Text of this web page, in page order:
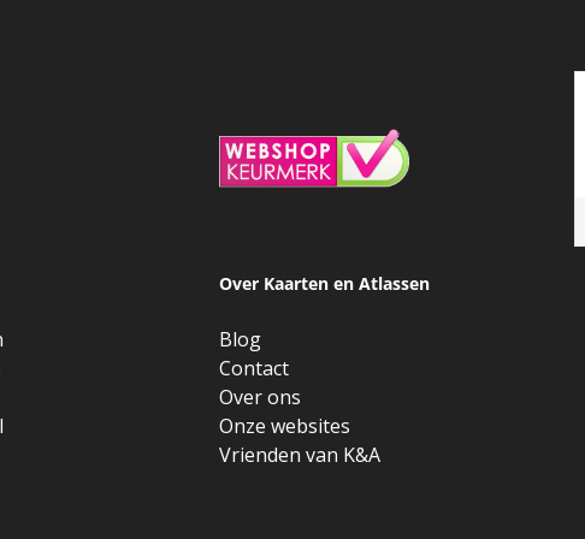
Over Kaarten en Atlassen
Blog
Contact
Over ons
Onze websites
Vrienden van K&A